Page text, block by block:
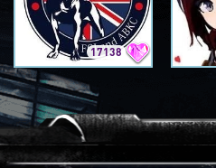
17138